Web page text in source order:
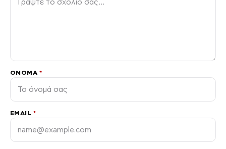
ΌΝΟΜΑ *
EMAIL *